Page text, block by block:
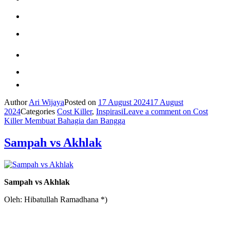
AuthorAri WijayaPosted on 17 August 202417 August
2024Categories Cost Killer, InspirasiLeave a comment on Cost
Killer Membuat Bahagia dan Bangga
Sampah vs Akhlak
Sampah vs Akhlak
Oleh: Hibatullah Ramadhana *)